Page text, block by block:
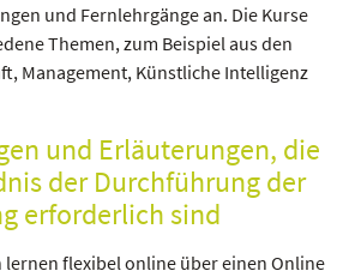
und Fernlehrgänge an. Die Kurse
Themen, zum Beispiel aus den
Management, Künstliche Intelligenz
und Erläuterungen, die
der Durchführung der
erforderlich sind
lernen flexibel online über einen Online